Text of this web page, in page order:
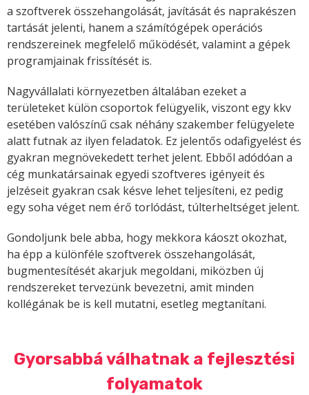
a szoftverek összehangolását, javítását és naprakészen
tartását jelenti, hanem a számítógépek operációs
rendszereinek megfelelő működését, valamint a gépek
programjainak frissítését is.
Nagyvállalati környezetben általában ezeket a
területeket külön csoportok felügyelik, viszont egy kkv
esetében valószínű csak néhány szakember felügyelete
alatt futnak az ilyen feladatok. Ez jelentős odafigyelést és
gyakran megnövekedett terhet jelent. Ebből adódóan a
cég munkatársainak egyedi szoftveres igényeit és
jelzéseit gyakran csak késve lehet teljesíteni, ez pedig
egy soha véget nem érő torlódást, túlterheltséget jelent.
Gondoljunk bele abba, hogy mekkora káoszt okozhat,
ha épp a különféle szoftverek összehangolását,
bugmentesítését akarjuk megoldani, miközben új
rendszereket tervezünk bevezetni, amit minden
kollégának be is kell mutatni, esetleg megtanítani.
Gyorsabbá válhatnak a fejlesztési
folyamatok